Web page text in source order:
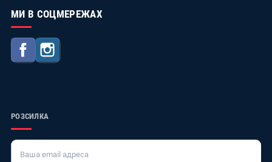
МИ В СОЦМЕРЕЖАХ
Facebook
РОЗСИЛКА